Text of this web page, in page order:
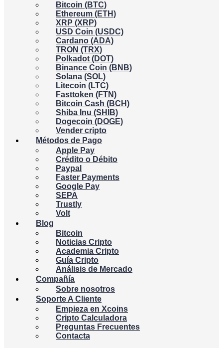
Bitcoin (BTC)
Ethereum (ETH)
XRP (XRP)
USD Coin (USDC)
Cardano (ADA)
TRON (TRX)
Polkadot (DOT)
Binance Coin (BNB)
Solana (SOL)
Litecoin (LTC)
Fasttoken (FTN)
Bitcoin Cash (BCH)
Shiba Inu (SHIB)
Dogecoin (DOGE)
Vender cripto
Métodos de Pago
Apple Pay
Crédito o Débito
Paypal
Faster Payments
Google Pay
SEPA
Trustly
Volt
Blog
Bitcoin
Noticias Cripto
Academia Cripto
Guía Cripto
Análisis de Mercado
Compañía
Sobre nosotros
Soporte A Cliente
Empieza en Xcoins
Cripto Calculadora
Preguntas Frecuentes
Contacta